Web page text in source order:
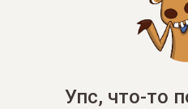
Упс, что-то